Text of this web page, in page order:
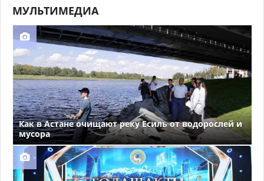
МУЛЬТИМЕДИА
Как в Астане очищают реку Есиль от водорослей и
мусора